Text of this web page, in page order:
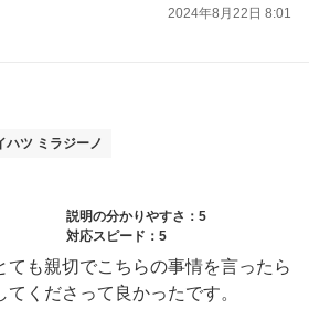
2024年8月22日 8:01
ハツ ミラジーノ
説明の分かりやすさ：5
対応スピード：5
ても親切でこちらの事情を言ったら
くださって良かったです。